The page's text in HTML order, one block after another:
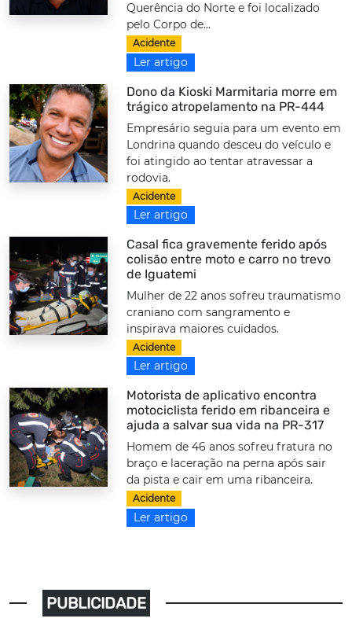
Querência do Norte e foi localizado
pelo Corpo de...
Acidente
Ler artigo
Dono da Kioski Marmitaria morre em
trágico atropelamento na PR-444
Empresário seguia para um evento em
Londrina quando desceu do veículo e
foi atingido ao tentar atravessar a
rodovia.
Acidente
Ler artigo
Casal fica gravemente ferido após
colisão entre moto e carro no trevo
de Iguatemi
Mulher de 22 anos sofreu traumatismo
craniano com sangramento e
inspirava maiores cuidados.
Acidente
Ler artigo
Motorista de aplicativo encontra
motociclista ferido em ribanceira e
ajuda a salvar sua vida na PR-317
Homem de 46 anos sofreu fratura no
braço e laceração na perna após sair
da pista e cair em uma ribanceira.
Acidente
Ler artigo
PUBLICIDADE